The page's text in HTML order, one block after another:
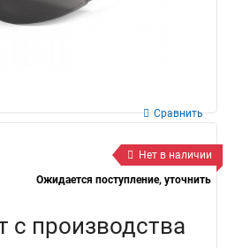
Сравнить
Нет в наличии
Ожидается поступление, уточнить
с производства